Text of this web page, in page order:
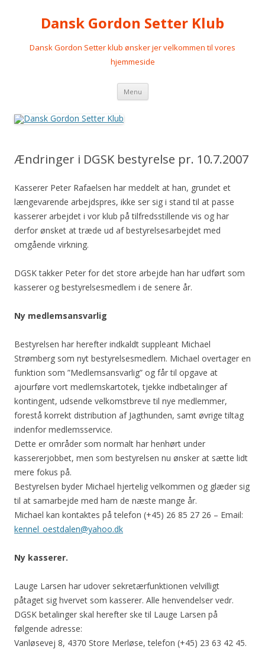
Dansk Gordon Setter Klub
Dansk Gordon Setter klub ønsker jer velkommen til vores
hjemmeside
Menu Videre
indhold
Ændringer i DGSK bestyrelse pr. 10.7.2007
Kasserer Peter Rafaelsen har meddelt at han, grundet et
længevarende arbejdspres, ikke ser sig i stand til at passe
kasserer arbejdet i vor klub på tilfredsstillende vis og har
derfor ønsket at træde ud af bestyrelsesarbejdet med
omgående virkning.
DGSK takker Peter for det store arbejde han har udført som
kasserer og bestyrelsesmedlem i de senere år.
Ny medlemsansvarlig
Bestyrelsen har herefter indkaldt suppleant Michael
Strømberg som nyt bestyrelsesmedlem. Michael overtager en
funktion som ”Medlemsansvarlig” og får til opgave at
ajourføre vort medlemskartotek, tjekke indbetalinger af
kontingent, udsende velkomstbreve til nye medlemmer,
forestå korrekt distribution af Jagthunden, samt øvrige tiltag
indenfor medlemsservice.
Dette er områder som normalt har henhørt under
kassererjobbet, men som bestyrelsen nu ønsker at sætte lidt
mere fokus på.
Bestyrelsen byder Michael hjertelig velkommen og glæder sig
til at samarbejde med ham de næste mange år.
Michael kan kontaktes på telefon (+45) 26 85 27 26 – Email:
kennel_oestdalen@yahoo.dk
Ny kasserer.
Lauge Larsen har udover sekretærfunktionen velvilligt
påtaget sig hvervet som kasserer. Alle henvendelser vedr.
DGSK betalinger skal herefter ske til Lauge Larsen på
følgende adresse:
Vanløsevej 8, 4370 Store Merløse, telefon (+45) 23 63 42 45.